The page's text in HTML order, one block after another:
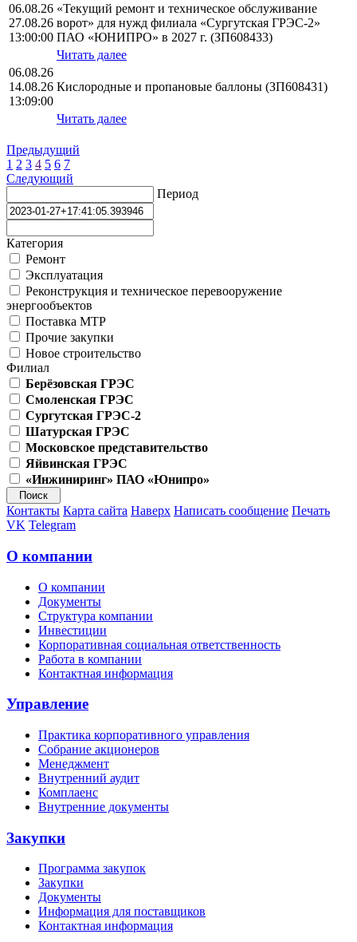
06.08.26
27.08.26
13:00:00
«Текущий ремонт и техническое обслуживание
ворот» для нужд филиала «Сургутская ГРЭС-2»
ПАО «ЮНИПРО» в 2027 г. (ЗП608433)
Читать далее
06.08.26
14.08.26
13:09:00
Кислородные и пропановые баллоны (ЗП608431)
Читать далее
Предыдущий
1 2 3 4 5 6 7
Следующий
Период
Категория
Ремонт
Эксплуатация
Реконструкция и техническое перевооружение
энергообъектов
Поставка МТР
Прочие закупки
Новое строительство
Филиал
Берёзовская ГРЭС
Смоленская ГРЭС
Сургутская ГРЭС-2
Шатурская ГРЭС
Московское представительство
Яйвинская ГРЭС
«Инжиниринг» ПАО «Юнипро»
Контакты Карта сайта Наверх Написать сообщение Печать
VK Telegram
О компании
О компании
Документы
Структура компании
Инвестиции
Корпоративная социальная ответственность
Работа в компании
Контактная информация
Управление
Практика корпоративного управления
Собрание акционеров
Менеджмент
Внутренний аудит
Комплаенс
Внутренние документы
Закупки
Программа закупок
Закупки
Документы
Информация для поставщиков
Контактная информация